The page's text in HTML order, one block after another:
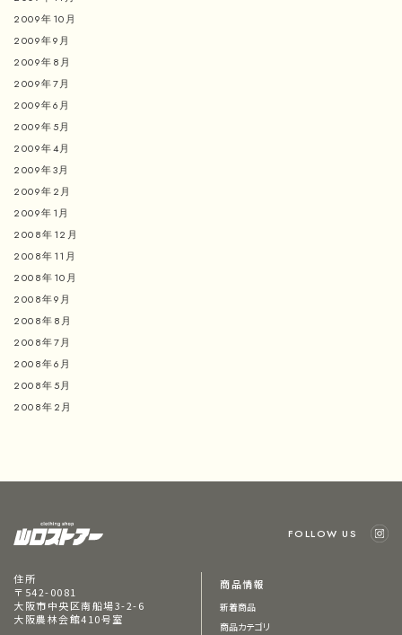
2009年10月
2009年9月
2009年8月
2009年7月
2009年6月
2009年5月
2009年4月
2009年3月
2009年2月
2009年1月
2008年12月
2008年11月
2008年10月
2008年9月
2008年8月
2008年7月
2008年6月
2008年5月
2008年2月
FOLLOW US
住所
〒542-0081
大阪市中央区南船場3-2-6
大阪農林会館410号室
商品情報
新着商品
商品カテゴリ